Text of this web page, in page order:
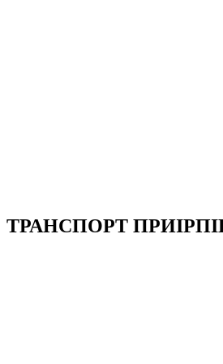
ТРАНСПОРТ